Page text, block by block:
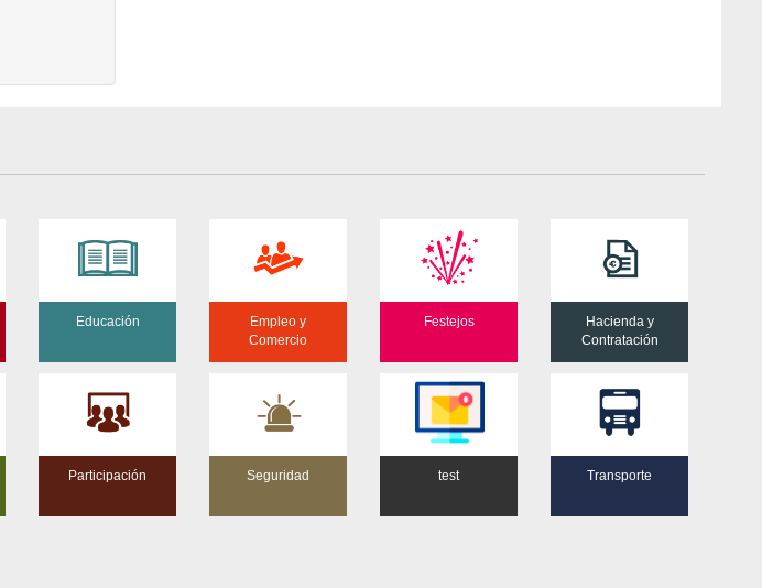
Educación
Empleo y
Comercio
Festejos
Hacienda y
Contratación
Participación Seguridad test Transporte